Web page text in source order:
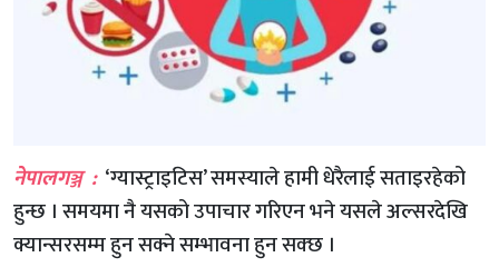
नेपालगञ्ज :‘ग्यास्ट्राइटिस’ समस्याले हामी धेरैलाई सताइरहेको
हुन्छ । समयमा नै यसको उपाचार गरिएन भने यसले अल्सरदेखि
क्यान्सरसम्म हुन सक्ने सम्भावना हुन सक्छ ।